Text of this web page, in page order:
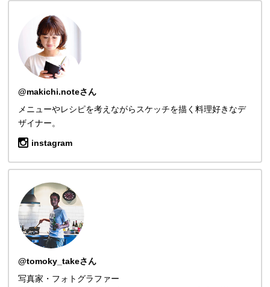
@makichi.noteさん
メニューやレシピを考えながらスケッチを描く料理好きなデ
ザイナー。
instagram
@tomoky_takeさん
写真家・フォトグラファー